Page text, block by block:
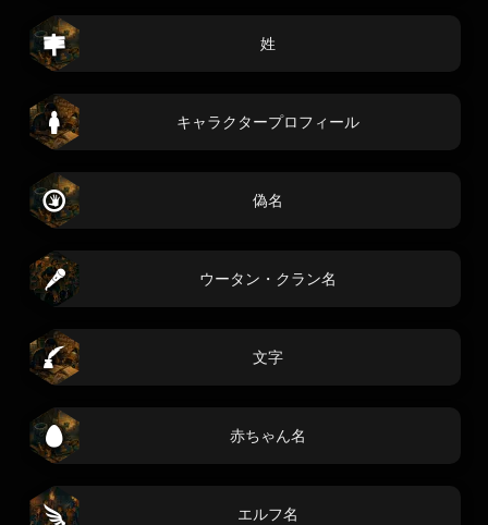
姓
キャラクタープロフィール
偽名
ウータン・クラン名
文字
赤ちゃん名
エルフ名